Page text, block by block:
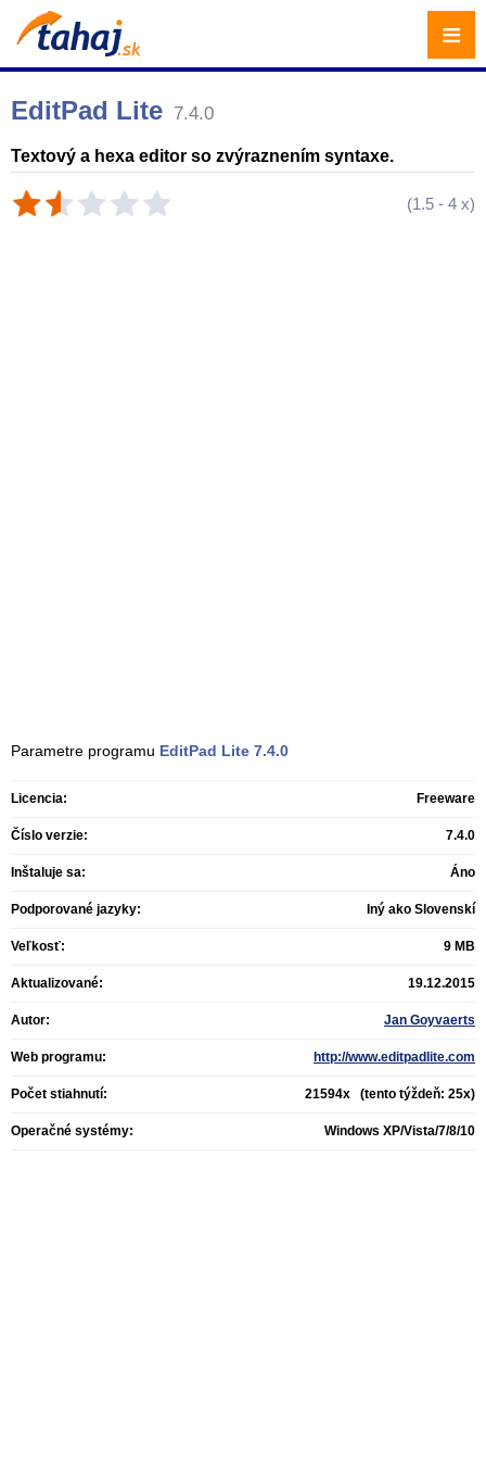
EditPad Lite 7.4.0
Textový a hexa editor so zvýraznením syntaxe.
(1.5 - 4 x)
Parametre programu EditPad Lite 7.4.0
Licencia: Freeware
Číslo verzie: 7.4.0
Inštaluje sa: Áno
Podporované jazyky: Iný ako Slovenskí
Veľkosť: 9 MB
Aktualizované: 19.12.2015
Autor: Jan Goyvaerts
Web programu: http://www.editpadlite.com
Počet stiahnutí: 21594x (tento týždeň: 25x)
Operačné systémy: Windows XP/Vista/7/8/10
≡